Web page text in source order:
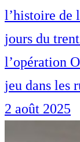
l’histoire de
jours du
l’opération
jeu dans les
2 août 2025